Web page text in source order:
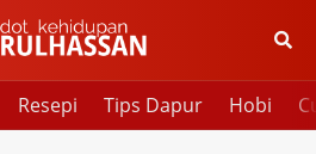
Resepi Tips Dapur Hobi